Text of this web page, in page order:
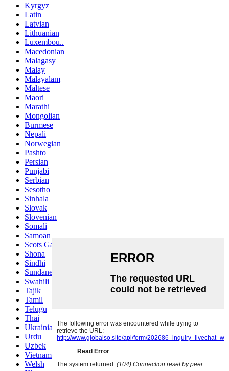
Kyrgyz
Latin
Latvian
Lithuanian
Luxembou..
Macedonian
Malagasy
Malay
Malayalam
Maltese
Maori
Marathi
Mongolian
Burmese
Nepali
Norwegian
Pashto
Persian
Punjabi
Serbian
Sesotho
Sinhala
Slovak
Slovenian
Somali
Samoan
Scots Gaelic
Shona
Sindhi
Sundanese
Swahili
Tajik
Tamil
Telugu
Thai
Ukrainian
Urdu
Uzbek
Vietnamese
Welsh